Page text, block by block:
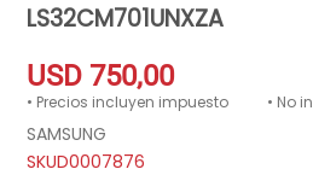
LS32CM701UNXZA
USD 750,00
• Precios incluyen impuesto • No
SAMSUNG
D0007876
3. lavadora
4 cocina
5. ventilador
6. neveras